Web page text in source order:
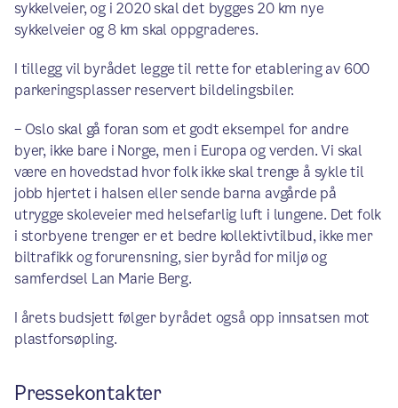
sykkelveier, og i 2020 skal det bygges 20 km nye
sykkelveier og 8 km skal oppgraderes.
I tillegg vil byrådet legge til rette for etablering av 600
parkeringsplasser reservert bildelingsbiler.
– Oslo skal gå foran som et godt eksempel for andre
byer, ikke bare i Norge, men i Europa og verden. Vi skal
være en hovedstad hvor folk ikke skal trenge å sykle til
jobb hjertet i halsen eller sende barna avgårde på
utrygge skoleveier med helsefarlig luft i lungene. Det folk
i storbyene trenger er et bedre kollektivtilbud, ikke mer
biltrafikk og forurensning, sier byråd for miljø og
samferdsel Lan Marie Berg.
I årets budsjett følger byrådet også opp innsatsen mot
plastforsøpling.
Pressekontakter